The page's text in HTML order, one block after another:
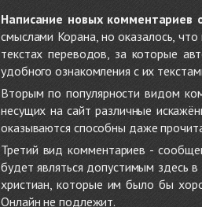
Написание новых комментариев
смыслами Корана, но оказалось,
текстах переводов, за которые
удобного ознакомления с их
Вторым по популярности видом
несущих на сайт различные
оказываются способны даже
Третий вид комментариев -
будет являться допустимым здесь
христиан, которые им было бы
Онлайн не подлежит.